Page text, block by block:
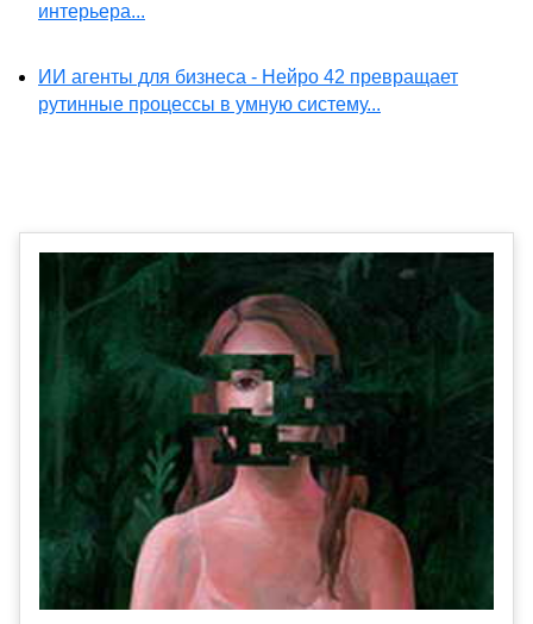
интерьера...
ИИ агенты для бизнеса - Нейро 42 превращает
рутинные процессы в умную систему...